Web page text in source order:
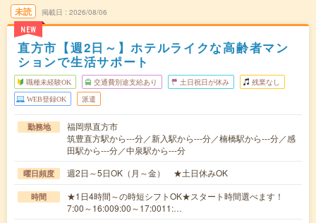
未読
NEW
掲載日 2026/08/06
直方市【週2日～】ホテルライクな高齢者マン
ションで生活サポート
職種未経験OK 交通費別途支給あり 土日祝日が休み 残業なし
WEB登録OK 派遣
勤務地
福岡県直方市
筑豊直方駅から---分／新入駅から---分／楠橋駅から---分／感
田駅から---分／中泉駅から---分
曜日頻度 週2日～5日OK（月～金） ★土日休みOK
時間
★1日4時間～の時短シフトOK★スタート時間選べます！
7:00～16:009:00～17:0011:…